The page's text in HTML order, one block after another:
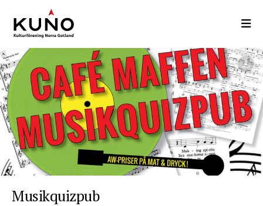
till
huvudinnehåll
Musikquizpub